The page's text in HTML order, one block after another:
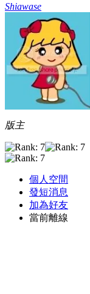
Shiawase
版主
個人空間
發短消息
加為好友
當前離線